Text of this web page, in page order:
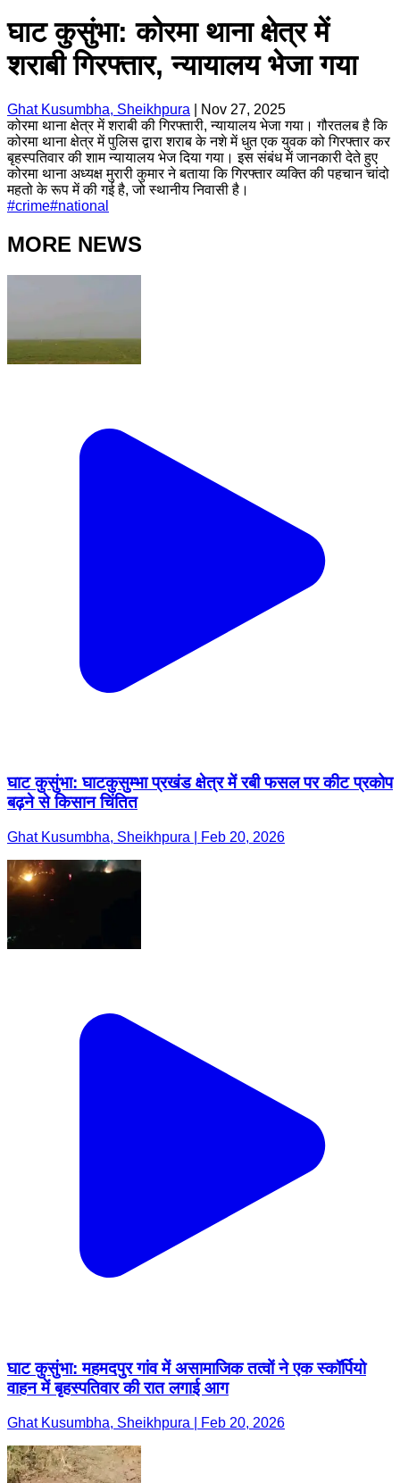
घाट कुसुंभा: कोरमा थाना क्षेत्र में
शराबी गिरफ्तार, न्यायालय भेजा गया
Ghat Kusumbha, Sheikhpura
Nov 27, 2025
कोरमा थाना क्षेत्र में शराबी की गिरफ्तारी, न्यायालय भेजा गया। गौरतलब है कि
कोरमा थाना क्षेत्र में पुलिस द्वारा शराब के नशे में धुत एक युवक को गिरफ्तार कर
बृहस्पतिवार की शाम न्यायालय भेज दिया गया। इस संबंध में जानकारी देते हुए
कोरमा थाना अध्यक्ष मुरारी कुमार ने बताया कि गिरफ्तार व्यक्ति की पहचान चांदो
महतो के रूप में की गई है, जो स्थानीय निवासी है।
#crime#national
MORE NEWS
घाट कुसुंभा: घाटकुसुम्भा प्रखंड क्षेत्र में रबी फसल पर कीट प्रकोप
बढ़ने से किसान चिंतित
Ghat Kusumbha, Sheikhpura | Feb 20, 2026
घाट कुसुंभा: महमदपुर गांव में असामाजिक तत्वों ने एक स्कॉर्पियो
वाहन में बृहस्पतिवार की रात लगाई आग
Ghat Kusumbha, Sheikhpura | Feb 20, 2026